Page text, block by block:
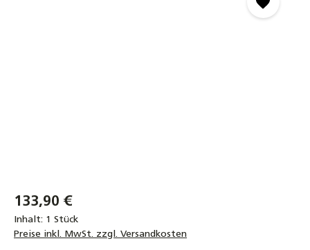
133,90 €
Inhalt: 1 Stück
Preise inkl. MwSt. zzgl. Versandkosten